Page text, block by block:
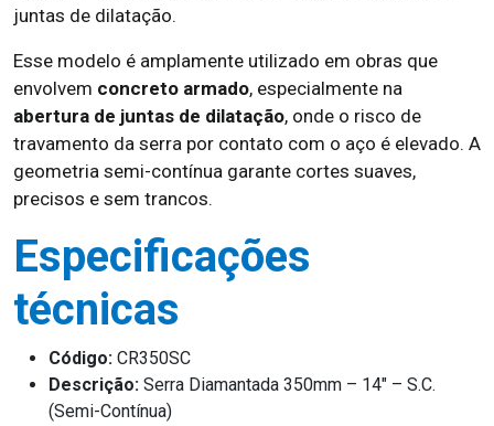
juntas de dilatação.
Esse modelo é amplamente utilizado em obras que
envolvem concreto armado, especialmente na
abertura de juntas de dilatação, onde o risco de
travamento da serra por contato com o aço é elevado. A
geometria semi-contínua garante cortes suaves,
precisos e sem trancos.
Especificações
técnicas
Código: CR350SC
Descrição: Serra Diamantada 350mm – 14″ – S.C.
(Semi-Contínua)